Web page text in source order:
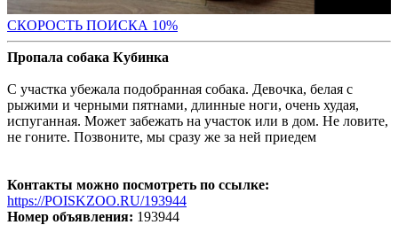
СКОРОСТЬ ПОИСКА 10%
Пропала собака Кубинка
С участка убежала подобранная собака. Девочка, белая с
рыжими и черными пятнами, длинные ноги, очень худая,
испуганная. Может забежать на участок или в дом. Не ловите,
не гоните. Позвоните, мы сразу же за ней приедем
Контакты можно посмотреть по ссылке:
https://POISKZOO.RU/193944
Номер объявления: 193944